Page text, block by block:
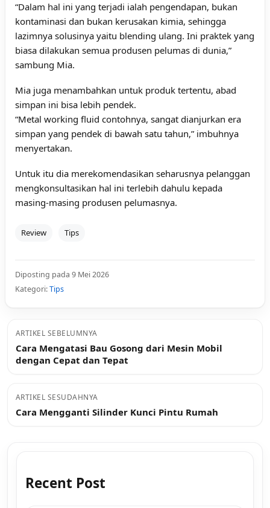
“Dalam hal ini yang terjadi ialah pengendapan, bukan
kontaminasi dan bukan kerusakan kimia, sehingga
lazimnya solusinya yaitu blending ulang. Ini praktek yang
biasa dilakukan semua produsen pelumas di dunia,”
sambung Mia.
Mia juga menambahkan untuk produk tertentu, abad
simpan ini bisa lebih pendek.
“Metal working fluid contohnya, sangat dianjurkan era
simpan yang pendek di bawah satu tahun,” imbuhnya
menyertakan.
Untuk itu dia merekomendasikan seharusnya pelanggan
mengkonsultasikan hal ini terlebih dahulu kepada
masing-masing produsen pelumasnya.
Review Tips
Diposting pada 9 Mei 2026
Kategori:Tips
ARTIKEL SEBELUMNYA
Cara Mengatasi Bau Gosong dari Mesin Mobil
dengan Cepat dan Tepat
ARTIKEL SESUDAHNYA
Cara Mengganti Silinder Kunci Pintu Rumah
Recent Post